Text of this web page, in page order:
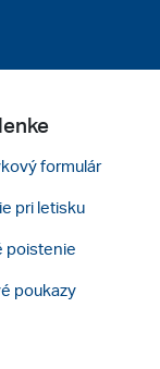
formulár
pri letisku
poistenie
poukazy